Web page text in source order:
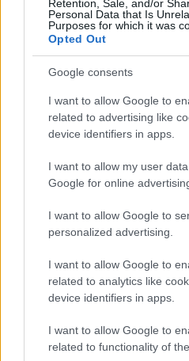
Retention, Sale, and/or
Personal Data that Is
Purposes for which it was
Opted Out
Google consents
I want to allow Google to
related to advertising like
device identifiers in apps.
I want to allow my user
Google for online
I want to allow Google to
personalized advertising.
I want to allow Google to
related to analytics like
device identifiers in apps.
I want to allow Google to
related to functionality of
Az izraeli légierő már
állásfoglalását a
amelyben
eladásokat.
A dokumentum szerint
államok is lopakodó
Izrael légifölénye
korábban Törökország
Emírségek F–35-
ugyanezen okból.
Az izraeli 12-es
még ha az üzlet
hét év telik el az első